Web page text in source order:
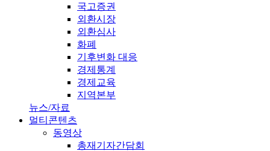
국고증권
외환시장
외환심사
화폐
기후변화 대응
경제통계
경제교육
지역본부
뉴스/자료
멀티콘텐츠
동영상
총재기자간담회